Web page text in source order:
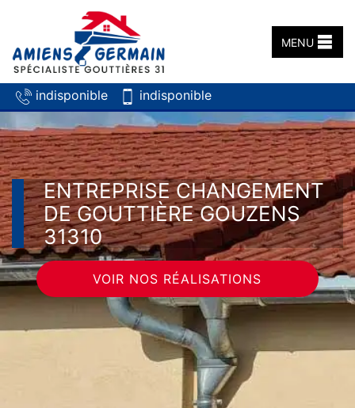
indisponible indisponible
MENU
ENTREPRISE CHANGEMENT
DE GOUTTIÈRE GOUZENS
31310
VOIR NOS RÉALISATIONS